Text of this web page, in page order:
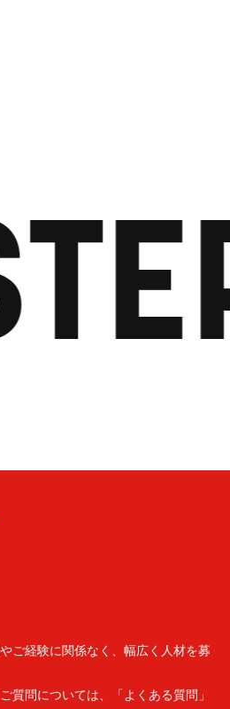
ご経験に関係なく、幅広く人材を募
質問については、「よくある質問」